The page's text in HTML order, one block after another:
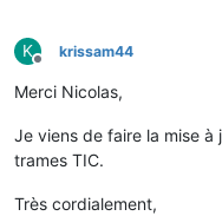
K
Offline
krissam44
Merci Nicolas,
Je viens de faire la mise
trames TIC.
Très cordialement,